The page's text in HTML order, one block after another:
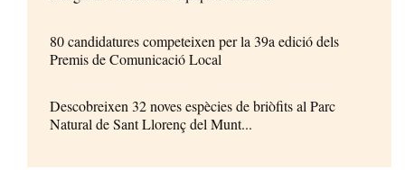
80 candidatures competeixen per la 39a edició dels
Premis de Comunicació Local
Descobreixen 32 noves espècies de briòfits al Parc
Natural de Sant Llorenç del Munt...